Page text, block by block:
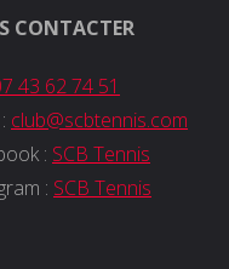
CONTACTER
43 62 74 51
club@scbtennis.com
: SCB Tennis
: SCB Tennis